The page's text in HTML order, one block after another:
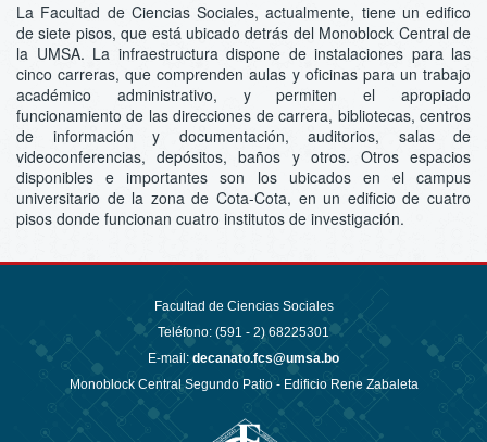
La Facultad de Ciencias Sociales, actualmente, tiene un edifico
de siete pisos, que está ubicado detrás del Monoblock Central de
la UMSA. La infraestructura dispone de instalaciones para las
cinco carreras, que comprenden aulas y oficinas para un trabajo
académico administrativo, y permiten el apropiado
funcionamiento de las direcciones de carrera, bibliotecas, centros
de información y documentación, auditorios, salas de
videoconferencias, depósitos, baños y otros. Otros espacios
disponibles e importantes son los ubicados en el campus
universitario de la zona de Cota-Cota, en un edificio de cuatro
pisos donde funcionan cuatro institutos de investigación.
Facultad de Ciencias Sociales
Teléfono: (591 - 2) 68225301
E-mail: decanato.fcs@umsa.bo
Monoblock Central Segundo Patio - Edificio Rene Zabaleta